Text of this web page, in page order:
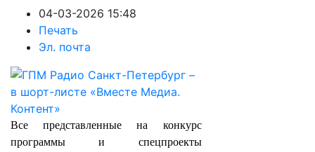
04-03-2026 15:48
Печать
Эл. почта
Все представленные на конкурс
программы и спецпроекты